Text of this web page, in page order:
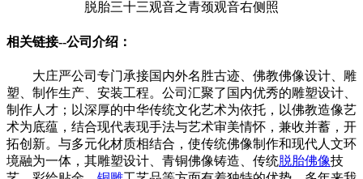
脱胎三十三观音之青颈观音右侧照
相关链接--公司介绍：
大庄严公司专门承接国内外名胜古迹、佛教佛像设计、雕
塑、制作生产、安装工程。公司汇聚了国内优秀的雕塑设计、
制作人才；以深厚的中华传统文化艺术为依托，以佛教造像艺
术为底蕴，结合现代表现手法与艺术审美情怀，兼收并蓄，开
拓创新。与多元化材质相结合，使传统佛像制作和现代人文环
境融为一体，其雕塑设计、青铜佛像铸造、传统脱胎佛像技